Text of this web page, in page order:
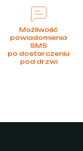
Możliwość
powiadomienia
SMS
po dostarczeniu
pod drzwi